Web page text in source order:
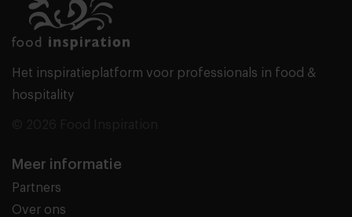
Het inspiratieplatform voor professionals in food &
hospitality
Meer informatie
Partners
Over ons